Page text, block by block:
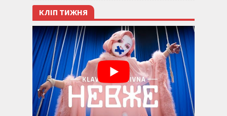
КЛІП ТИЖНЯ